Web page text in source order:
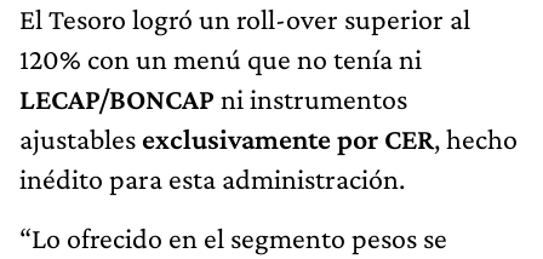
El Tesoro logró un roll-over superior al
120% con un menú que no tenía ni
LECAP/BONCAP ni instrumentos
ajustables exclusivamente por CER, hecho
inédito para esta administración.
“Lo ofrecido en el segmento pesos se